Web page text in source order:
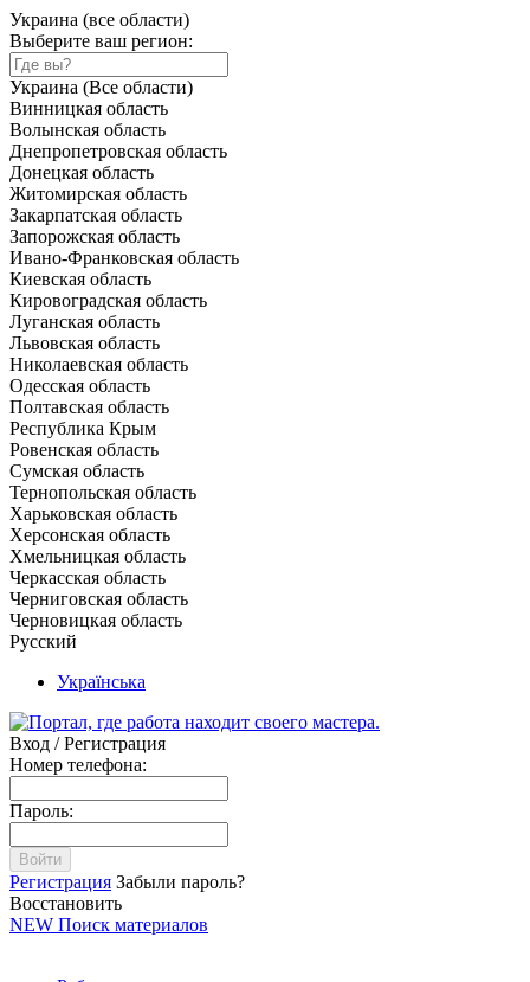
Украина (все области)
Выберите ваш регион:
Украина (Все области)
Винницкая область
Волынская область
Днепропетровская область
Донецкая область
Житомирская область
Закарпатская область
Запорожская область
Ивано-Франковская область
Киевская область
Кировоградская область
Луганская область
Львовская область
Николаевская область
Одесская область
Полтавская область
Республика Крым
Ровенская область
Сумская область
Тернопольская область
Харьковская область
Херсонская область
Хмельницкая область
Черкасская область
Черниговская область
Черновицкая область
Русский
Українська
Вход / Регистрация
Номер телефона:
Пароль:
Войти
Регистрация Забыли пароль?
Восстановить
NEW Поиск материалов